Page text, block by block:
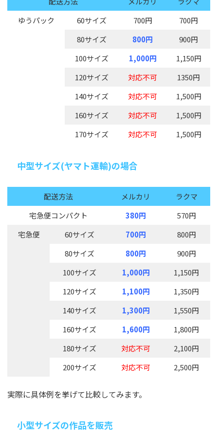
ゆうパック
60サイズ 700円
700円
80サイズ
800円
900円
100サイズ
1,000円
1,150円
120サイズ
対応不可
1350円
140サイズ
対応不可
1,500円
160サイズ
対応不可
1,500円
170サイズ
対応不可 1,500円
中型サイズ(ヤマト運輸)の場合
配送方法 メルカリ
ラクマ
宅急便コンパクト
380円
570円
宅急便
60サイズ 700円
800円
80サイズ
800円
900円
100サイズ
1,000円
1,150円
120サイズ
1,100円
1,350円
140サイズ
1,300円
1,550円
160サイズ
1,600円
1,800円
180サイズ
対応不可
2,100円
200サイズ
対応不可 2,500円
実際に具体例を挙げて比較してみます。
小型サイズの作品を販売